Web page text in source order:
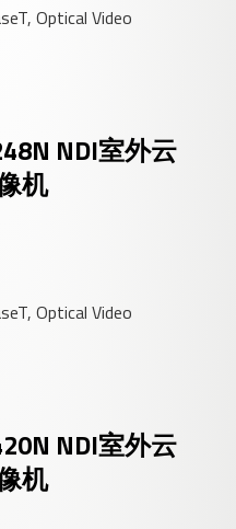
Optical Video
NDI室外云
机
Optical Video
NDI室外云
机